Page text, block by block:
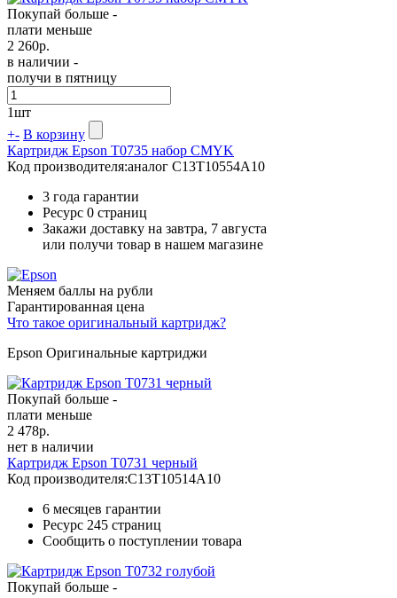
Покупай больше -
плати меньше
2 260р.
в наличии -
получи в пятницу
1шт
+- В корзину
Картридж Epson T0735 набор CMYK
Код производителя:аналог C13T10554A10
3 года гарантии
Ресурс 0 страниц
Закажи доставку на завтра, 7 августа
или получи товар в нашем магазине
Меняем баллы на рубли
Гарантированная цена
Что такое оригинальный картридж?
Epson Оригинальные картриджи
Покупай больше -
плати меньше
2 478р.
нет в наличии
Картридж Epson T0731 черный
Код производителя:C13T10514A10
6 месяцев гарантии
Ресурс 245 страниц
Сообщить о поступлении товара
Покупай больше -